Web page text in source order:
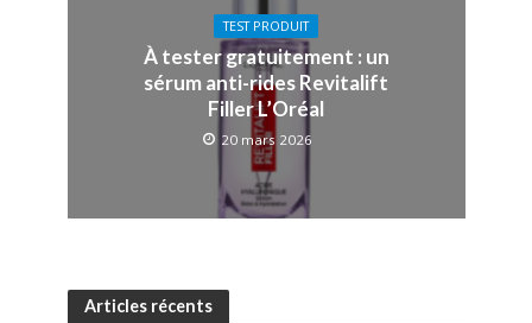
TEST PRODUIT
À tester gratuitement : un
sérum anti-rides Revitalift
Filler L’Oréal
20 mars 2026
Articles récents